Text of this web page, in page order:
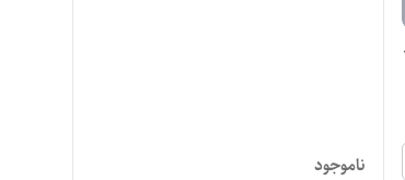
ناموجود